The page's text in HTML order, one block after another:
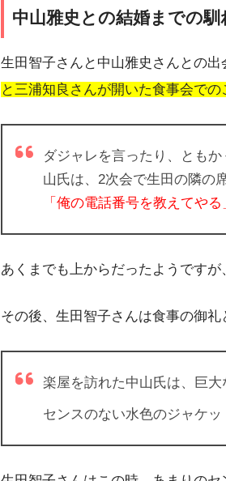
中山雅史との結婚までの馴
生田智子さんと中山雅史さんとの出
と三浦知良さんが開いた食事会での
ダジャレを言ったり、とも
山氏は、2次会で生田の隣の
「俺の電話番号を教えてやる
あくまでも上からだったようですが
その後、生田智子さんは食事の御
楽屋を訪れた中山氏は、巨
センスのない水色のジャケッ